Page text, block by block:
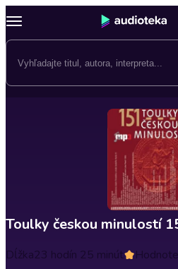
Toulky českou minulostí
Dĺžka23 hodín 25 minút